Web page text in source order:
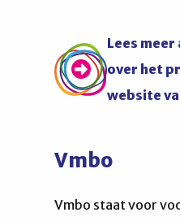
Lees
over het
website
Vmbo
Vmbo staat voor